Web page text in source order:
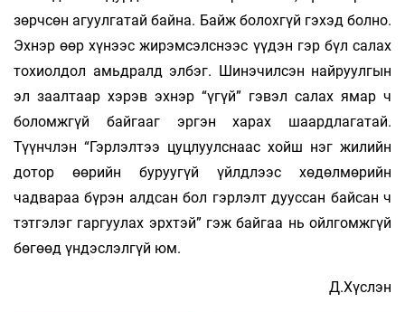
зөрчсөн агуулгатай байна. Байж болохгүй гэхэд болно.
Эхнэр өөр хүнээс жирэмсэлснээс үүдэн гэр бүл салах
тохиолдол амьдралд элбэг. Шинэчилсэн найруулгын
эл заалтаар хэрэв эхнэр “үгүй” гэвэл салах ямар ч
боломжгүй байгааг эргэн харах шаардлагатай.
Түүнчлэн “Гэрлэлтээ цуцлуулснаас хойш нэг жилийн
дотор өөрийн буруугүй үйлдлээс хөдөлмөрийн
чадвараа бүрэн алдсан бол гэрлэлт дууссан байсан ч
тэтгэлэг гаргуулах эрхтэй” гэж байгаа нь ойлгомжгүй
бөгөөд үндэслэлгүй юм.
Д.Хүслэн